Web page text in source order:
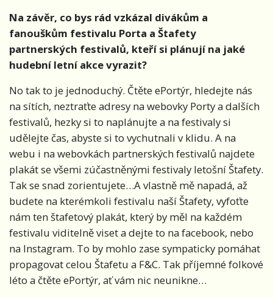
Na závěr, co bys rád vzkázal divákům a
fanouškům festivalu Porta a Štafety
partnerských festivalů, kteří si plánují na jaké
hudební letní akce vyrazit?
No tak to je jednoduchý. Čtěte ePortýr, hledejte nás
na sítích, neztraťte adresy na webovky Porty a dalších
festivalů, hezky si to naplánujte a na festivaly si
udělejte čas, abyste si to vychutnali v klidu. A na
webu i na webovkách partnerských festivalů najdete
plakát se všemi zúčastněnými festivaly letošní Štafety.
Tak se snad zorientujete…A vlastně mě napadá, až
budete na kterémkoli festivalu naší Štafety, vyfoťte
nám ten štafetový plakát, který by měl na každém
festivalu viditelně viset a dejte to na facebook, nebo
na Instagram. To by mohlo zase sympaticky pomáhat
propagovat celou Štafetu a F&C. Tak příjemné folkové
léto a čtěte ePortýr, ať vám nic neunikne…